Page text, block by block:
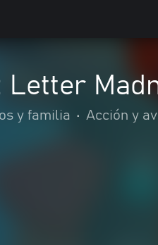
Letter
y familia • Acción y